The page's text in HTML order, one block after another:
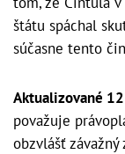
štátu spáchal
súčasne tento
Aktualizované
považuje
obzvlášť